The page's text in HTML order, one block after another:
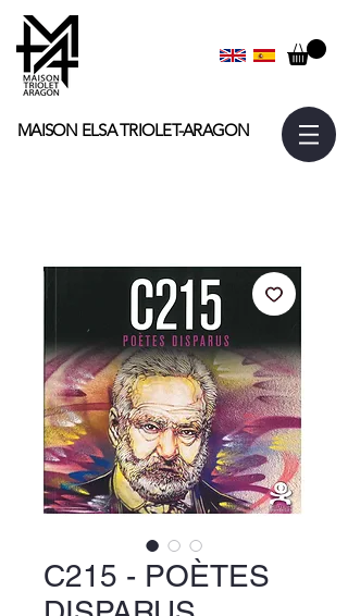
MAISON ELSATRIOLET-ARAGON
C215 - POÈTES